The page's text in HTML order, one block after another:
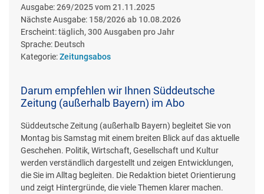
Ausgabe:269/2025 vom 21.11.2025
Nächste Ausgabe: 158/2026 ab 10.08.2026
Erscheint:täglich, 300 Ausgaben pro Jahr
Sprache: Deutsch
Kategorie:Zeitungsabos
Darum empfehlen wir Ihnen Süddeutsche
Zeitung (außerhalb Bayern) im Abo
Süddeutsche Zeitung (außerhalb Bayern) begleitet Sie von
Montag bis Samstag mit einem breiten Blick auf das aktuelle
Geschehen. Politik, Wirtschaft, Gesellschaft und Kultur
werden verständlich dargestellt und zeigen Entwicklungen,
die Sie im Alltag begleiten. Die Redaktion bietet Orientierung
und zeigt Hintergründe, die viele Themen klarer machen.